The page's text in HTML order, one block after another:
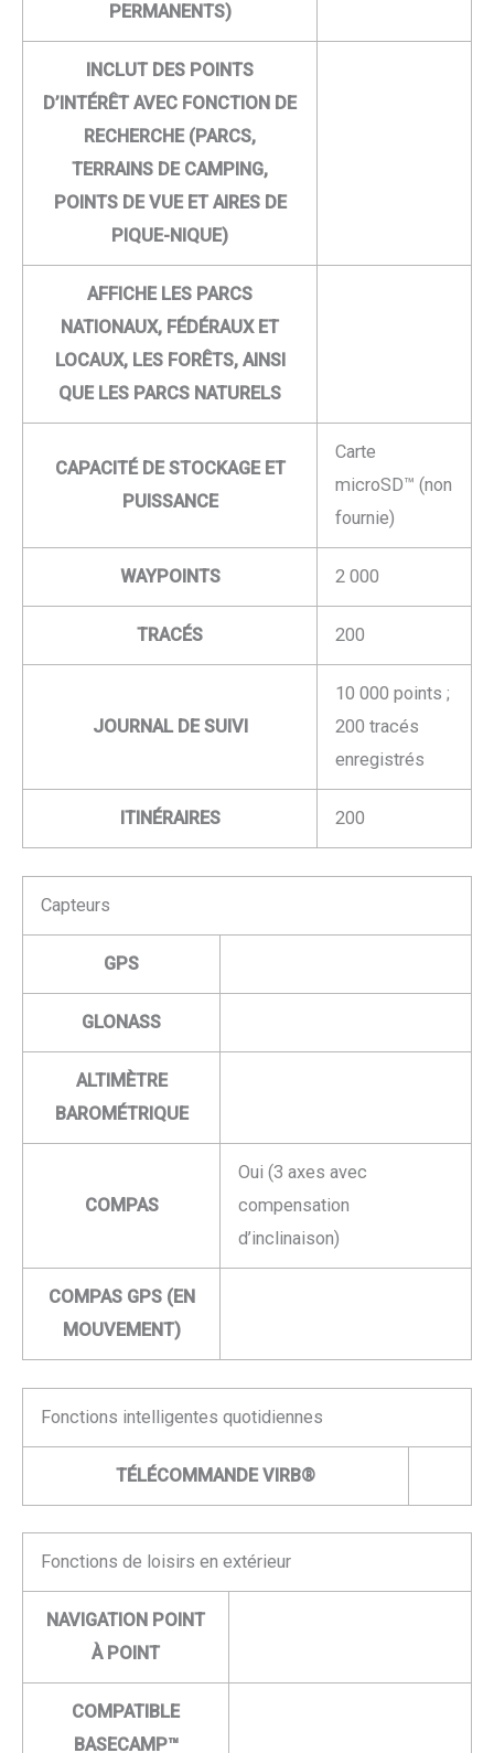
PERMANENTS)
INCLUT DES POINTS
D’INTÉRÊT AVEC FONCTION DE
RECHERCHE (PARCS,
TERRAINS DE CAMPING,
POINTS DE VUE ET AIRES DE
PIQUE-NIQUE)
AFFICHE LES PARCS
NATIONAUX, FÉDÉRAUX ET
LOCAUX, LES FORÊTS, AINSI
QUE LES PARCS NATURELS
CAPACITÉ DE STOCKAGE ET
PUISSANCE
Carte
microSD™ (non
fournie)
WAYPOINTS 2 000
TRACÉS 200
JOURNAL DE SUIVI
10 000 points ;
200 tracés
enregistrés
ITINÉRAIRES 200
Capteurs
GPS
GLONASS
ALTIMÈTRE
BAROMÉTRIQUE
COMPAS
Oui (3 axes avec
compensation
d’inclinaison)
COMPAS GPS (EN
MOUVEMENT)
Fonctions intelligentes quotidiennes
TÉLÉCOMMANDE VIRB®
Fonctions de loisirs en extérieur
NAVIGATION POINT
À POINT
COMPATIBLE
BASECAMP™